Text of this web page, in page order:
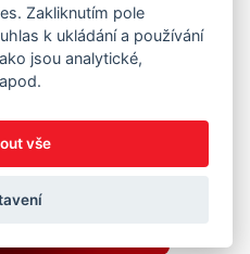
Zakliknutím pole
k ukládání a používání
jsou analytické,
vše